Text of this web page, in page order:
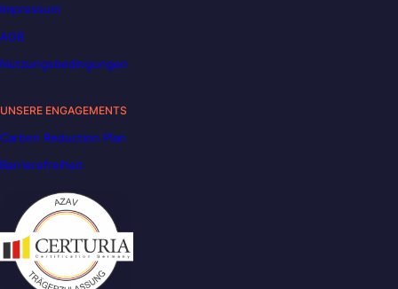
Impressum
AGB
Nutzungsbedingungen
UNSERE ENGAGEMENTS
Carbon Reduction Plan
Barrierefreiheit